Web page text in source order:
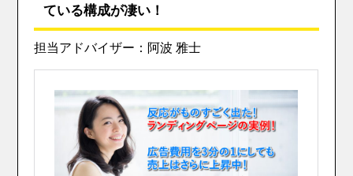
ている構成が凄い！
担当アドバイザー：阿波 雅士